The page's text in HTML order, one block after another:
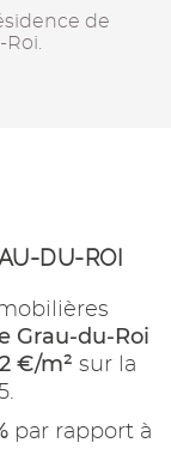
de
DU-ROI
Grau-du-Roi
€/m² sur la
par rapport à